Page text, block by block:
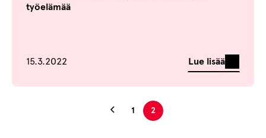
työelämää
Julkaistu
15.3.2022 Lue lisää
Edellinen sivu
1 2